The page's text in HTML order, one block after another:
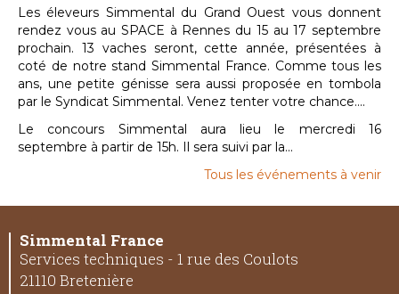
Les éleveurs Simmental du Grand Ouest vous donnent
rendez vous au SPACE à Rennes du 15 au 17 septembre
prochain. 13 vaches seront, cette année, présentées à
coté de notre stand Simmental France. Comme tous les
ans, une petite génisse sera aussi proposée en tombola
par le Syndicat Simmental. Venez tenter votre chance....
Le concours Simmental aura lieu le mercredi 16
septembre à partir de 15h. Il sera suivi par la...
Tous les événements à venir
Simmental France
Services techniques - 1 rue des Coulots
21110 Bretenière